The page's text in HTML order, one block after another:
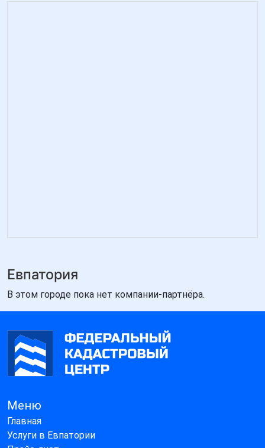
Евпатория
В этом городе пока нет компании-партнёра.
Меню
Главная
Услуги в Евпатории